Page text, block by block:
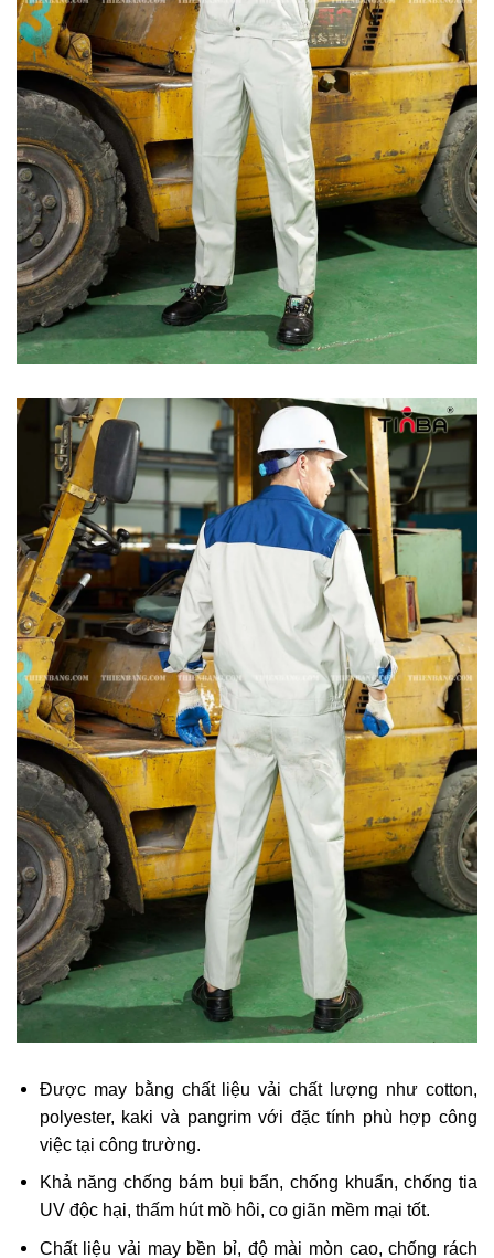
Được may bằng chất liệu vải chất lượng như cotton,
polyester, kaki và pangrim với đặc tính phù hợp công
việc tại công trường.
Khả năng chống bám bụi bẩn, chống khuẩn, chống tia
UV độc hại, thấm hút mồ hôi, co giãn mềm mại tốt.
Chất liệu vải may bền bỉ, độ mài mòn cao, chống rách